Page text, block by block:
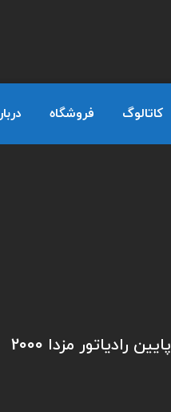
کاتالوگ فروشگاه
پایین رادیاتور مزدا 2000